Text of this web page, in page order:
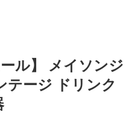
ル】 メイソンジ
ージ ドリンク